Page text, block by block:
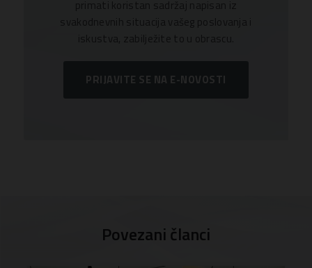
iskustva, zabilježite to u obrascu.
PRIJAVITE SE NA E-NOVOSTI
Povezani članci